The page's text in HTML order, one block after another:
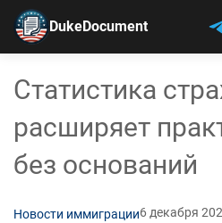
DukeDocument
Статистика
расширяет
без оснований
Новости иммиграции6 декабря